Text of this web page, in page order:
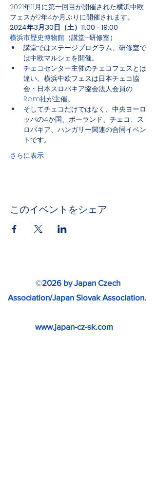
2021年11月に第一回目が開催された横浜中欧
フェスが2年4か月ぶりに開催されます。
2024年3月30日（土）11:00 - 19:00
横浜市歴史博物館 （講堂+研修室）
講堂ではステージプログラム、研修室で
は中欧マルシェを開催。
チェコセンター主催のチェコフェスとは
違い、横浜中欧フェスは日本チェコ協
会・日本スロバキア協会法人会員の
Re.m社が主催。
そしてチェコだけではなく、中央ヨーロ
ッパの4か国、ポーランド、チェコ、ス
ロバキア、ハンガリー関連の合同イベン
トです。
さらに表示
このイベントをシェア
©2026 by Japan Czech
Association/Japan Slovak Association.
www.japan-cz-sk.com